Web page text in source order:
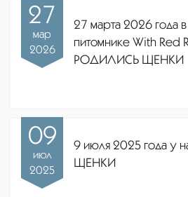
27
мар
2026
27 марта 2026
питомнике With Red
РОДИЛИСЬ ЩЕНКИ
09
июл
2025
9 июля 2025 года у
ЩЕНКИ